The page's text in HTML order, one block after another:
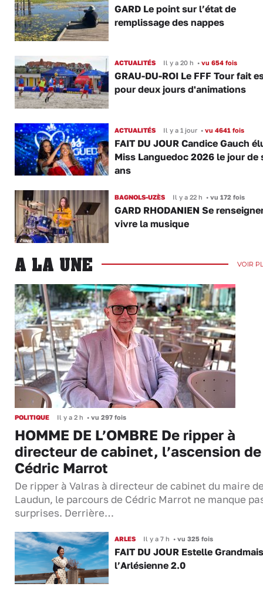
GARD Le point sur l’état de
remplissage des nappes
ACTUALITÉS Il y a 20 h •vu 654 fois
GRAU-DU-ROI Le FFF Tour fait
pour deux jours d'animations
ACTUALITÉS Il y a 1 jour •vu 4641 fois
FAIT DU JOUR Candice Gauch
Miss Languedoc 2026 le jour de
ans
BAGNOLS-UZÈS Il y a 22 h •vu 172 fois
GARD RHODANIEN Se
vivre la musique
A LA UNE VOIR
POLITIQUE Il y a 2 h • vu 297 fois
HOMME DE L’OMBRE De ripper à
directeur de cabinet, l’ascension de
Cédric Marrot
De ripper à Valras à directeur de cabinet du maire
Laudun, le parcours de Cédric Marrot ne manque
surprises. Derrière…
ARLES Il y a 7 h •vu 325 fois
FAIT DU JOUR Estelle
l’Arlésienne 2.0